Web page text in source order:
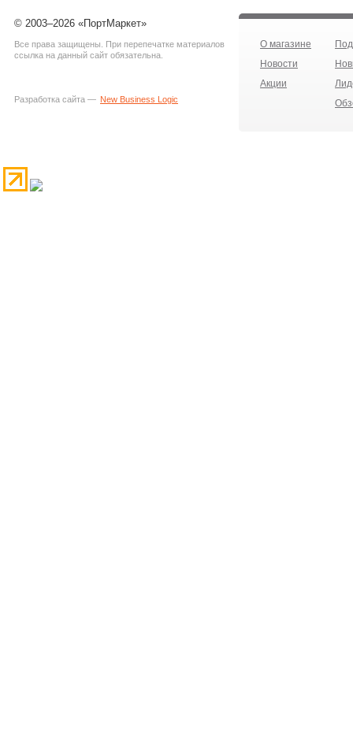
© 2003–2026 «ПортМаркет»
Все права защищены. При перепечатке материалов
ссылка на данный сайт обязательна.
Разработка сайта — New Business Logic
О магазине
Новости
Акции